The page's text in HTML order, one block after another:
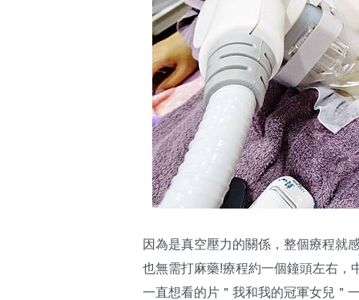
因為是真空壓力的關係，整個療程就
也無需打麻藥!療程約一個鐘頭左右，
一直想看的片＂我和我的冠軍女兒＂